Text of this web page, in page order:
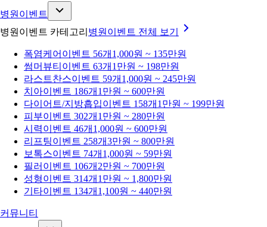
병원이벤트
병원이벤트 카테고리 병원이벤트 전체 보기
폭염케어 이벤트 56개 1,000원 ~ 135만원
썸머뷰티 이벤트 63개 1만원 ~ 198만원
라스트찬스이벤트 59개 1,000원 ~ 245만원
치아이벤트 186개 1만원 ~ 600만원
다이어트/지방흡입이벤트 158개 1만원 ~ 199만원
피부이벤트 302개 1만원 ~ 280만원
시력이벤트 46개 1,000원 ~ 600만원
리프팅이벤트 258개3만원 ~ 800만원
보톡스이벤트 74개 1,000원 ~ 59만원
필러 이벤트 106개 2만원 ~ 700만원
성형이벤트 314개 1만원 ~ 1,800만원
기타이벤트 134개 1,100원 ~ 440만원
커뮤니티